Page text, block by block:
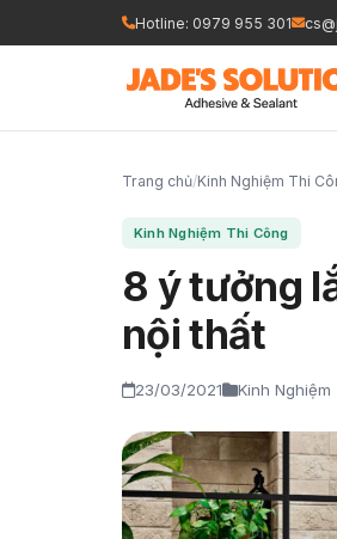
tới
Hotline: 0979 955 301
Trang chủ/Kinh Nghiệm Thi
Kinh Nghiệm Thi Công
8 ý tưởng
nội thất
23/03/2021 Kinh Nghiệm